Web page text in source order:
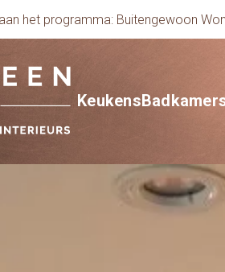
het programma: Buitengewoon
Keukens